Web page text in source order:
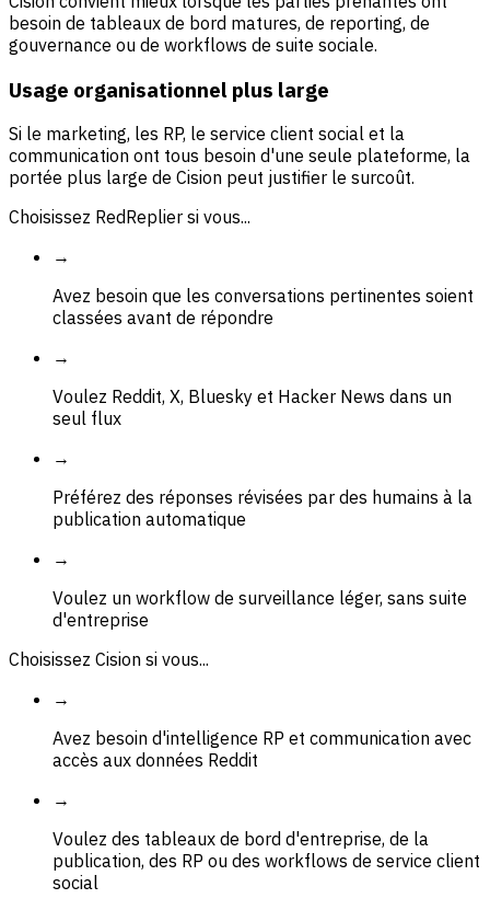
besoin de tableaux de bord matures, de reporting, de
gouvernance ou de workflows de suite sociale.
Usage organisationnel plus large
Si le marketing, les RP, le service client social et la
communication ont tous besoin d'une seule plateforme, la
portée plus large de Cision peut justifier le surcoût.
Choisissez RedReplier si vous...
→
Avez besoin que les conversations pertinentes soient
classées avant de répondre
→
Voulez Reddit, X, Bluesky et Hacker News dans un
seul flux
→
Préférez des réponses révisées par des humains à la
publication automatique
→
Voulez un workflow de surveillance léger, sans suite
d'entreprise
Choisissez Cision si vous...
→
Avez besoin d'intelligence RP et communication avec
accès aux données Reddit
→
Voulez des tableaux de bord d'entreprise, de la
publication, des RP ou des workflows de service client
social